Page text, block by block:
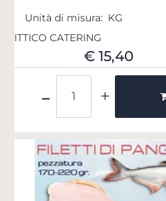
Unità di misura: KG
ITTICO CATERING
€ 15,40